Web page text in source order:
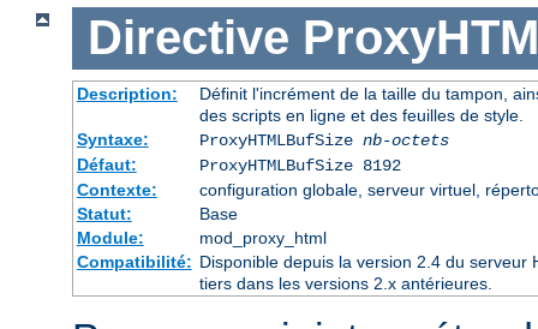
Directive
Description:
Définit l'incrément de la taille du tampon,
des scripts en ligne et des feuilles de style.
Syntaxe:
ProxyHTMLBufSize nb-octets
Défaut:
ProxyHTMLBufSize 8192
Contexte:
configuration globale, serveur virtuel,
Statut:
Base
Module:
mod_proxy_html
Compatibilité: Disponible depuis la version 2.4 du serveur
tiers dans les versions 2.x antérieures.